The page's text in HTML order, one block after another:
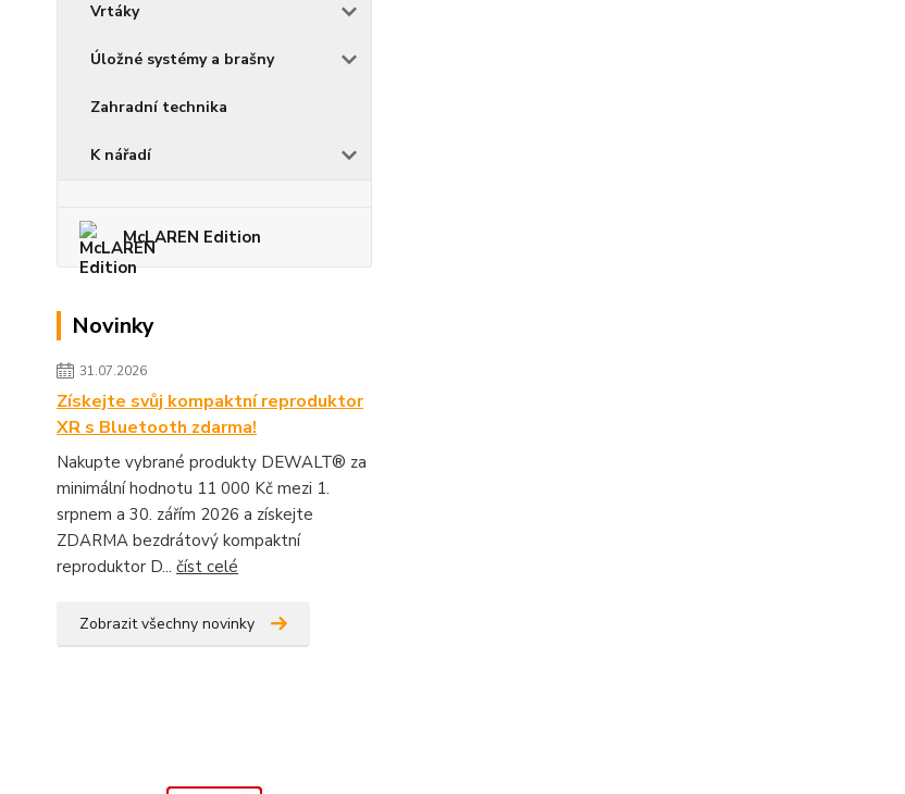
Vrtáky
Úložné systémy a brašny
Zahradní technika
K nářadí
McLAREN Edition
Novinky
31.07.2026
Získejte svůj kompaktní reproduktor
XR s Bluetooth zdarma!
Nakupte vybrané produkty DEWALT® za
minimální hodnotu 11 000 Kč mezi 1.
srpnem a 30. zářím 2026 a získejte
ZDARMA bezdrátový kompaktní
reproduktor D... číst celé
Zobrazit všechny novinky